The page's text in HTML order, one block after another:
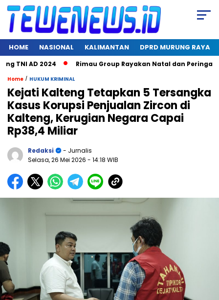
HOME NASIONAL KALIMANTAN DPRD MURUNG RAYA
AD 2024 Rimau Group Rayakan Natal dan Peringati Hari
Home / HUKUM KRIMINAL
Kejati Kalteng Tetapkan 5 Tersangka
Kasus Korupsi Penjualan Zircon di
Kalteng, Kerugian Negara Capai
Rp38,4 Miliar
Redaksi
- Jurnalis
Selasa, 26 Mei 2026 - 14:18 WIB